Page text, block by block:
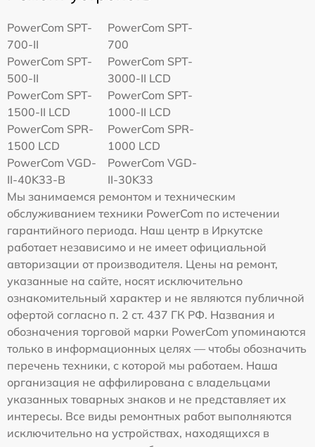
PowerCom SPT-
700-II
PowerCom SPT-
700
PowerCom SPT-
500-II
PowerCom SPT-
3000-II LCD
PowerCom SPT-
1500-II LCD
PowerCom SPT-
1000-II LCD
PowerCom SPR-
1500 LCD
PowerCom SPR-
1000 LCD
PowerCom VGD-
II-40K33-B
PowerCom VGD-
II-30K33
Мы занимаемся ремонтом и техническим
обслуживанием техники PowerCom по истечении
гарантийного периода. Наш центр в Иркутске
работает независимо и не имеет официальной
авторизации от производителя. Цены на ремонт,
указанные на сайте, носят исключительно
ознакомительный характер и не являются публичной
офертой согласно п. 2 ст. 437 ГК РФ. Названия и
обозначения торговой марки PowerCom упоминаются
только в информационных целях — чтобы обозначить
перечень техники, с которой мы работаем. Наша
организация не аффилирована с владельцами
указанных товарных знаков и не представляет их
интересы. Все виды ремонтных работ выполняются
исключительно на устройствах, находящихся в